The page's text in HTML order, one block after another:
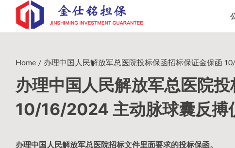
content
Home 办理中国人民解放军总医院投标保函招标保证金保函
办理中国人民解放军总医院
10/16/2024 主动脉球囊反
办理中国人民解放军总医院招标文件里面要求的投标保函。